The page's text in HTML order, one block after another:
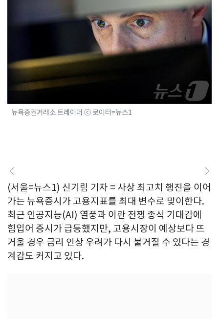
뉴욕증권거래소 트레이더 ⓒ 로이터=뉴스1
(서울=뉴스1) 신기림 기자 = 사상 최고치 행진을 이어
가는 뉴욕증시가 고용지표를 최대 변수로 맞이한다.
최근 인공지능(AI) 열풍과 이란 전쟁 종식 기대감에
힘입어 증시가 급등했지만, 고용시장이 예상보다 뜨
거울 경우 금리 인상 우려가 다시 불거질 수 있다는 경
계감도 커지고 있다.